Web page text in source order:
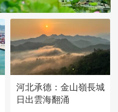
河北承德：金山嶺長城
日出雲海翻涌